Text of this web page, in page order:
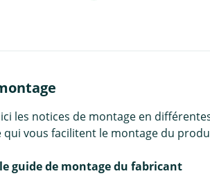
les notices de montage en
vous facilitent le montage du
guide de montage du fabricant